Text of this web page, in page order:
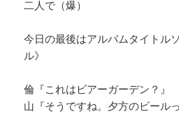
二人で（爆）
今日の最後はアルバムタイトル
ル》
倫『これはビアーガーデン？』
山『そうですね。夕方のビール